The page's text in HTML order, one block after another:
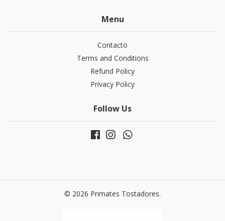
Menu
Contacto
Terms and Conditions
Refund Policy
Privacy Policy
Follow Us
© 2026 Primates Tostadores.